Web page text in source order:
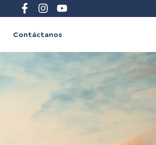
Contáctanos